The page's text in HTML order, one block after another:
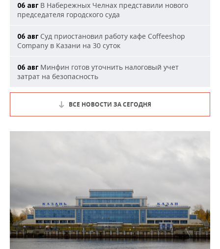
06 авг В Набережных Челнах представили нового
председателя городского суда
06 авг Суд приостановил работу кафе Coffeeshop
Company в Казани на 30 суток
06 авг Минфин готов уточнить налоговый учет
затрат на безопасность
ВСЕ НОВОСТИ ЗА СЕГОДНЯ